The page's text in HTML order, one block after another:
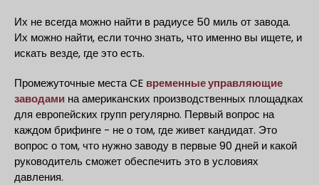
Их не всегда можно найти в радиусе 50 миль от завода.
Их можно найти, если точно знать, что именно вы ищете, и
искать везде, где это есть.
Промежуточные места CE временные управляющие
заводами на американских производственных площадках
для европейских групп регулярно. Первый вопрос на
каждом брифинге - не о том, где живет кандидат. Это
вопрос о том, что нужно заводу в первые 90 дней и какой
руководитель сможет обеспечить это в условиях
давления.